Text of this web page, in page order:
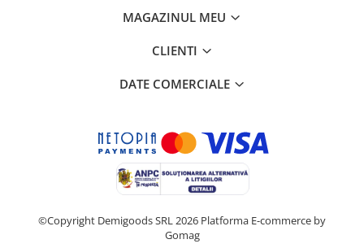
MAGAZINUL MEU
CLIENTI
DATE COMERCIALE
©Copyright Demigoods SRL 2026 Platforma E-commerce by
Gomag